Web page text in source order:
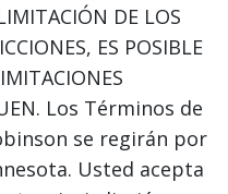
DE LOS
ES POSIBLE
Los Términos de
se regirán por
Usted acepta